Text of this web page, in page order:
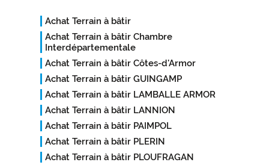
Achat Terrain à bâtir
Achat Terrain à bâtir Chambre
Interdépartementale
Achat Terrain à bâtir Côtes-d'Armor
Achat Terrain à bâtir GUINGAMP
Achat Terrain à bâtir LAMBALLE ARMOR
Achat Terrain à bâtir LANNION
Achat Terrain à bâtir PAIMPOL
Achat Terrain à bâtir PLERIN
Achat Terrain à bâtir PLOUFRAGAN